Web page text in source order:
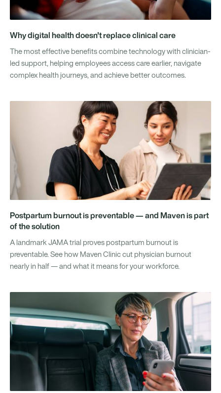
Why digital health doesn't replace clinical care
The most effective benefits combine technology with clinician-
led support, helping employees access care earlier, navigate
complex health journeys, and achieve better outcomes.
Postpartum burnout is preventable — and Maven is part
of the solution
A landmark JAMA trial proves postpartum burnout is
preventable. See how Maven Clinic cut physician burnout
nearly in half — and what it means for your workforce.